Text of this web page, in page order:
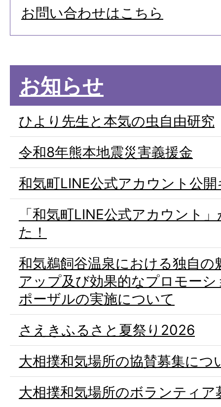
お問い合わせはこちら
お知らせ
ひより先生と本気の虫自由研究
令和8年熊本地震災害義援金
和気町LINE公式アカウント公
「和気町LINE公式アカウント
た！
和気鵜飼谷温泉における独自
アップ及び効果的なプロモー
ポーザルの実施について
さえきふるさと夏祭り2026
大相撲和気場所の協賛募集につ
大相撲和気場所のボランティ